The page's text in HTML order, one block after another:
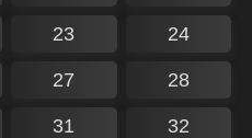
23 24
27 28
31 32